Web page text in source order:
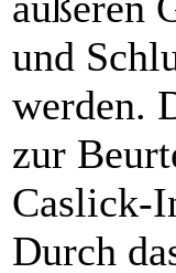
und
werden.
zur
Caslick-
Durch